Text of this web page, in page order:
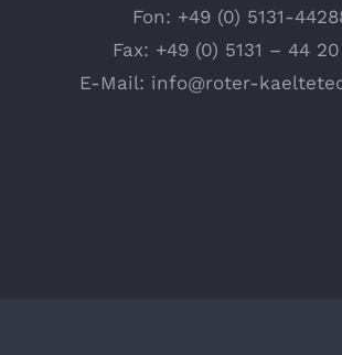
Fon: +49 (0) 5131-
Fax: +49 (0) 5131 – 44
E-Mail: info@roter-